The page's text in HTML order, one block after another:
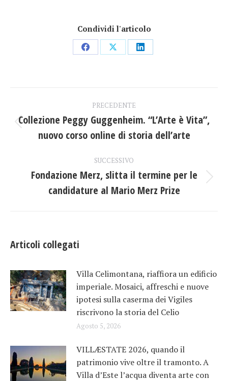
Condividi l'articolo
CondividiCondividiCondividi
tra
post
PRECEDENTE
Post
precedente:
Collezione Peggy Guggenheim. “L’Arte è Vita”,
nuovo corso online di storia dell’arte
SUCCESSIVO
Prossimo
post:
Fondazione Merz, slitta il termine per le
candidature al Mario Merz Prize
Articoli collegati
Villa Celimontana, riaffiora un edificio
imperiale. Mosaici, affreschi e nuove
ipotesi sulla caserma dei Vigiles
riscrivono la storia del Celio
Agosto 5, 2026
VILLÆSTATE 2026, quando il
patrimonio vive oltre il tramonto. A
Villa d’Este l’acqua diventa arte con